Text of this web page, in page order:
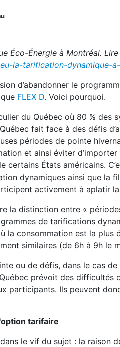
à crédit hivernal
Éco-Énergie à Montréal.
la-tarification-dynamique-
d’abandonner le
FLEX D. Voici pourquoi.
du Québec où 80 % des
fait face à des défis
périodes de pointe
et ainsi éviter
certains États américains.
dynamiques ainsi que la
activement à aplatir
la distinction entre «
de tarifications
la consommation est la
similaires (de 6h à 9h le
ou de défis, dans le cas
prévoit des difficultés
participants. Ils peuvent
tarifaire
le vif du sujet : la raison